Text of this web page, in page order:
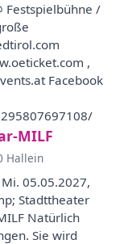
Festspielbühne /
,
Facebook
MILF
Hallein
Mi. 05.05.2027,
Stadttheater
Natürlich
Sie wird